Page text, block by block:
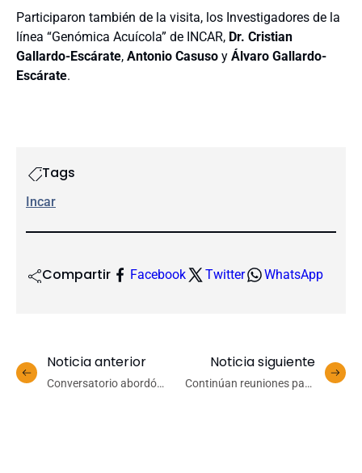
Participaron también de la visita, los Investigadores de la
línea “Genómica Acuícola” de INCAR, Dr. Cristian
Gallardo-Escárate, Antonio Casuso y Álvaro Gallardo-
Escárate.
Tags
Incar
Compartir Facebook Twitter WhatsApp
Noticia anterior
Conversatorio abordó
Noticia siguiente
Continúan reuniones para